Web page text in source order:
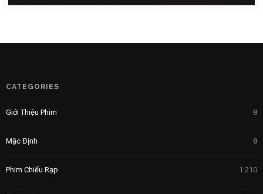
CATEGORIES
Giới Thiệu Phim 8
Mặc Định 8
Phim Chiếu Rạp 1.210